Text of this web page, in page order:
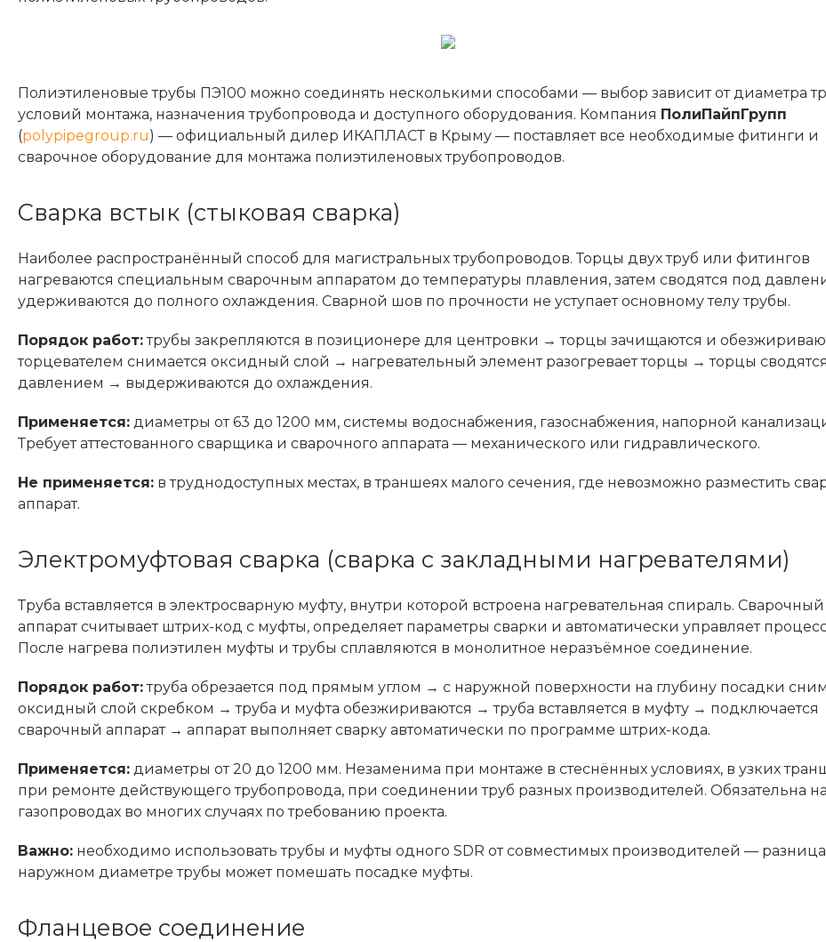
Полиэтиленовые трубы ПЭ100 можно соединять несколькими способами — выбор зависит от диаметра
условий монтажа, назначения трубопровода и доступного оборудования. Компания ПолиПайпГрупп
(polypipegroup.ru) — официальный дилер ИКАПЛАСТ в Крыму — поставляет все необходимые фитинги и
сварочное оборудование для монтажа полиэтиленовых трубопроводов.
Сварка встык (стыковая сварка)
Наиболее распространённый способ для магистральных трубопроводов. Торцы двух труб или фитингов
нагреваются специальным сварочным аппаратом до температуры плавления, затем сводятся под
удерживаются до полного охлаждения. Сварной шов по прочности не уступает основному телу трубы.
Порядок работ:трубы закрепляются в позиционере для центровки → торцы зачищаются и
торцевателем снимается оксидный слой → нагревательный элемент разогревает торцы → торцы
давлением → выдерживаются до охлаждения.
Применяется: диаметры от 63 до 1200 мм, системы водоснабжения, газоснабжения, напорной
Требует аттестованного сварщика и сварочного аппарата — механического или гидравлического.
Не применяется: в труднодоступных местах, в траншеях малого сечения, где невозможно разместить
аппарат.
Электромуфтовая сварка (сварка с закладными нагревателями)
Труба вставляется в электросварную муфту, внутри которой встроена нагревательная спираль. Сварочный
аппарат считывает штрих-код с муфты, определяет параметры сварки и автоматически управляет
После нагрева полиэтилен муфты и трубы сплавляются в монолитное неразъёмное соединение.
Порядок работ:труба обрезается под прямым углом → с наружной поверхности на глубину посадки
оксидный слой скребком → труба и муфта обезжириваются → труба вставляется в муфту → подключается
сварочный аппарат → аппарат выполняет сварку автоматически по программе штрих-кода.
Применяется: диаметры от 20 до 1200 мм. Незаменима при монтаже в стеснённых условиях, в узких
при ремонте действующего трубопровода, при соединении труб разных производителей. Обязательна на
газопроводах во многих случаях по требованию проекта.
Важно: необходимо использовать трубы и муфты одного SDR от совместимых производителей —
наружном диаметре трубы может помешать посадке муфты.
Фланцевое соединение